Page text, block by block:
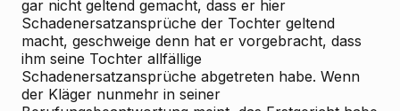
gar nicht geltend gemacht, dass er hier
Schadenersatzansprüche der Tochter geltend
macht, geschweige denn hat er vorgebracht, dass
ihm seine Tochter allfällige
Schadenersatzansprüche abgetreten habe. Wenn
der Kläger nunmehr in seiner